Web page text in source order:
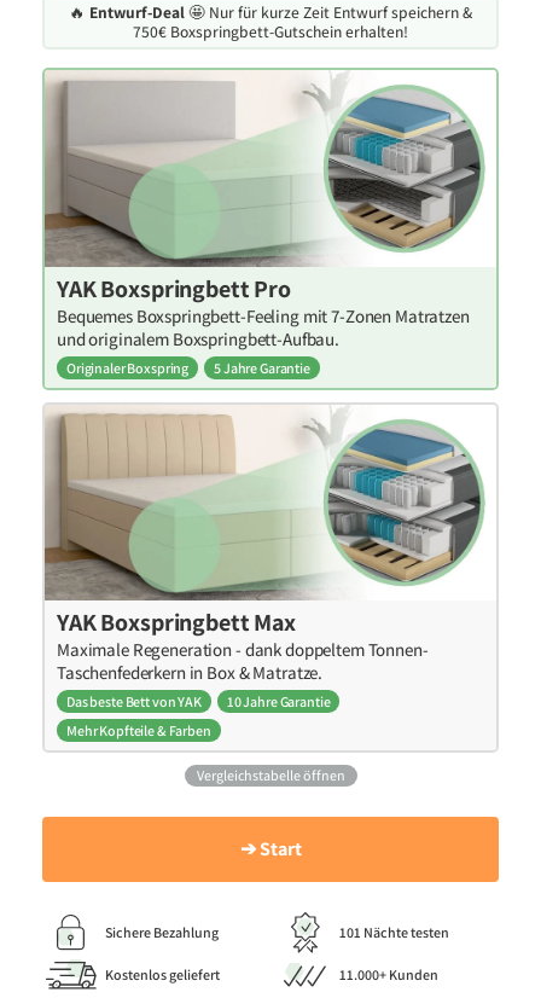
🔥 Entwurf-Deal🤩 Nur für kurze Zeit Entwurf speichern &
750€ Boxspringbett-Gutschein erhalten!
YAK Boxspringbett Pro
Bequemes Boxspringbett-Feeling mit 7-Zonen Matratzen
und originalem Boxspringbett-Aufbau.
Originaler Boxspring 5 Jahre Garantie
YAK Boxspringbett Max
Maximale Regeneration - dank doppeltem Tonnen-
Taschenfederkern in Box & Matratze.
Das beste Bett von YAK
10 Jahre Garantie
Mehr Kopfteile & Farben
Vergleichstabelle öffnen
➔ Start
Sichere Bezahlung 101 Nächte testen
Kostenlos geliefert 11.000+ Kunden